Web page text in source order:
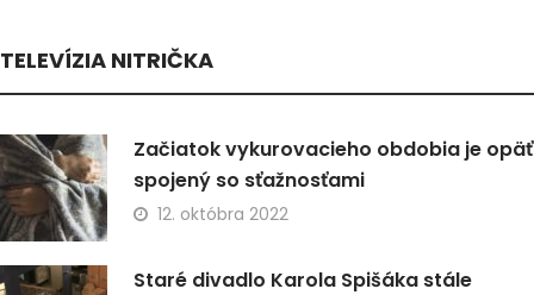
TELEVÍZIA NITRIČKA
Začiatok vykurovacieho obdobia je opäť
spojený so sťažnosťami
12. októbra 2022
Staré divadlo Karola Spišáka stále